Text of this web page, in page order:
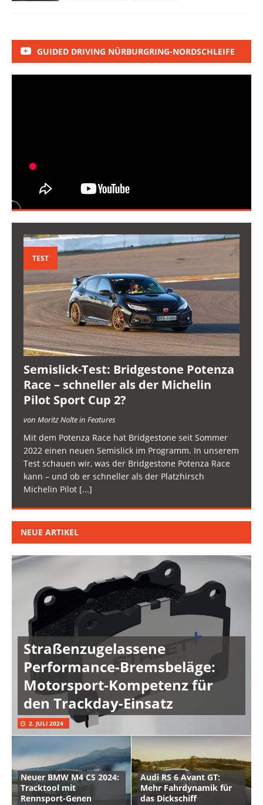
GUIDED DRIVING NÜRBURGRING-NORDSCHLEIFE
TEST
Semislick-Test: Bridgestone Potenza
Race – schneller als der Michelin
Pilot Sport Cup 2?
von Moritz Nolte in Features
Mit dem Potenza Race hat Bridgestone seit Sommer
2022 einen neuen Semislick im Programm. In unserem
Test schauen wir, was der Bridgestone Potenza Race
kann – und ob er schneller als der Platzhirsch
Michelin Pilot [...]
NEUE ARTIKEL
Straßenzugelassene
Performance-Bremsbeläge:
Motorsport-Kompetenz für
den Trackday-Einsatz
2. JULI 2024
Neuer BMW M4 CS 2024:
Tracktool mit
Rennsport-Genen
Audi RS 6 Avant GT:
Mehr Fahrdynamik für
das Dickschiff